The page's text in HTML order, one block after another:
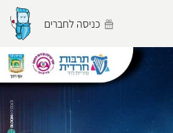
כניסה לחברים
הפרופיל שלי